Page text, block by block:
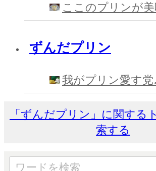
ここのプリンが
ずんだプリン
我がプリン愛す党
「ずんだプリン」に関する
索する